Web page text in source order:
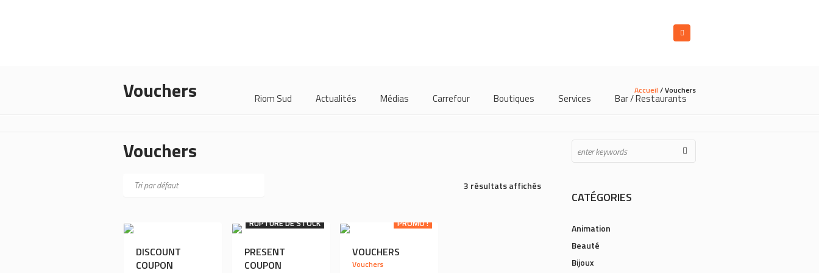
Riom Sud Actualités Médias Carrefour Boutiques Services Bar / Restaurants
Vouchers Accueil / Vouchers
Vouchers
3 résultats affichés
DISCOUNT
COUPON
RUPTURE DE STOCK
PRESENT
COUPON
PROMO !
VOUCHERS
Vouchers
CATÉGORIES
Animation
Beauté
Bijoux